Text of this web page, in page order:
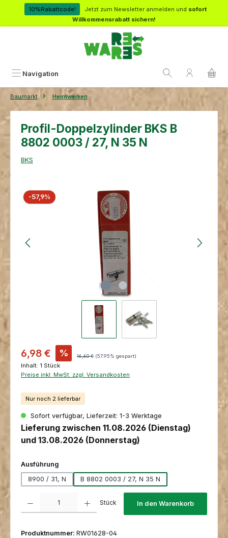
Zum Hauptinhalt springen
10%Rabattcode! Jetzt zum Newsletter anmelden und sofort
Willkommensrabatt sichern!
Navigation
Baumarkt Heimwerken
Profil-Doppelzylinder BKS B
8802 0003 / 27, N 35 N
BKS
Bildergalerie überspringen
-57,9% Rabatt
Verkaufspreis:
6,98 € % Regulärer Preis:
16,60 € (57.95% gespart)
Inhalt: 1 Stück
Preise inkl. MwSt. zzgl. Versandkosten
Nur noch 2 lieferbar
Sofort verfügbar, Lieferzeit: 1-3 Werktage
Lieferung zwischen 11.08.2026 (Dienstag)
und 13.08.2026 (Donnerstag)
Ausführung
8900 / 31, N
B 8802 0003 / 27, N 35 N
Stück In den Warenkorb
Produktnummer: RW01628-04